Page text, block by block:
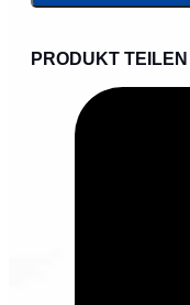
PRODUKT TEILEN